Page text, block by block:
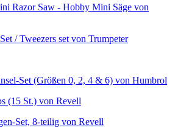
Razor Saw - Hobby Mini Säge von
/ Tweezers set von Trumpeter
Set (Größen 0, 2, 4 & 6) von Humbrol
(15 St.) von Revell
Set, 8-teilig von Revell